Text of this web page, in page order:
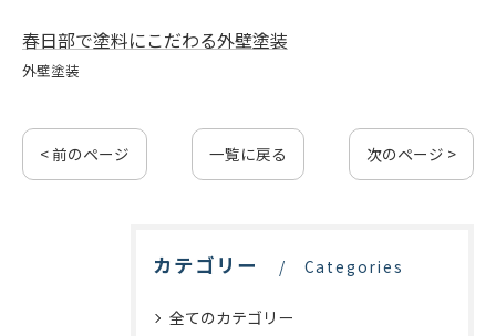
春日部で塗料にこだわる外壁塗装
外壁塗装
< 前のページ 一覧に戻る 次のページ >
カテゴリー Categories
全てのカテゴリー